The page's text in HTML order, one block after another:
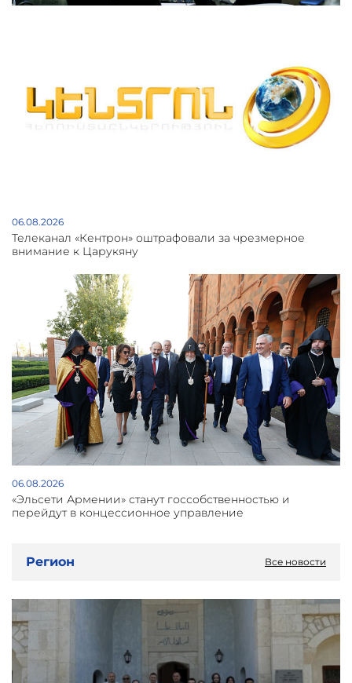
06.08.2026
Телеканал «Кентрон» оштрафовали за чрезмерное
внимание к Царукяну
06.08.2026
«Эльсети Армении» станут госсобственностью и
перейдут в концессионное управление
Регион Все новости